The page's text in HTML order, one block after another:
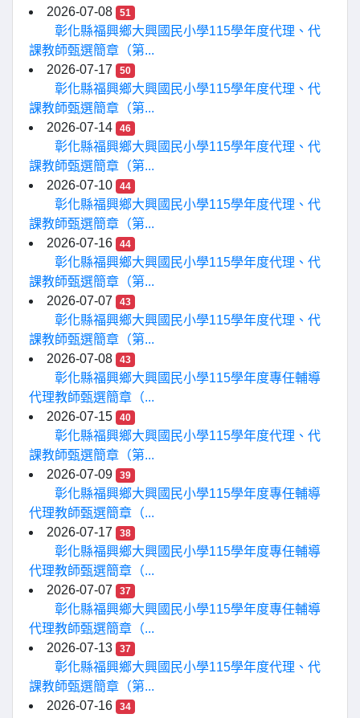
2026-07-08
51
彰化縣福興鄉大興國民小學115學年度代理、代
課教師甄選簡章（第...
2026-07-17
50
彰化縣福興鄉大興國民小學115學年度代理、代
課教師甄選簡章（第...
2026-07-14
46
彰化縣福興鄉大興國民小學115學年度代理、代
課教師甄選簡章（第...
2026-07-10
44
彰化縣福興鄉大興國民小學115學年度代理、代
課教師甄選簡章（第...
2026-07-16
44
彰化縣福興鄉大興國民小學115學年度代理、代
課教師甄選簡章（第...
2026-07-07
43
彰化縣福興鄉大興國民小學115學年度代理、代
課教師甄選簡章（第...
2026-07-08
43
彰化縣福興鄉大興國民小學115學年度專任輔導
代理教師甄選簡章（...
2026-07-15
40
彰化縣福興鄉大興國民小學115學年度代理、代
課教師甄選簡章（第...
2026-07-09
39
彰化縣福興鄉大興國民小學115學年度專任輔導
代理教師甄選簡章（...
2026-07-17
38
彰化縣福興鄉大興國民小學115學年度專任輔導
代理教師甄選簡章（...
2026-07-07
37
彰化縣福興鄉大興國民小學115學年度專任輔導
代理教師甄選簡章（...
2026-07-13
37
彰化縣福興鄉大興國民小學115學年度代理、代
課教師甄選簡章（第...
2026-07-16
34